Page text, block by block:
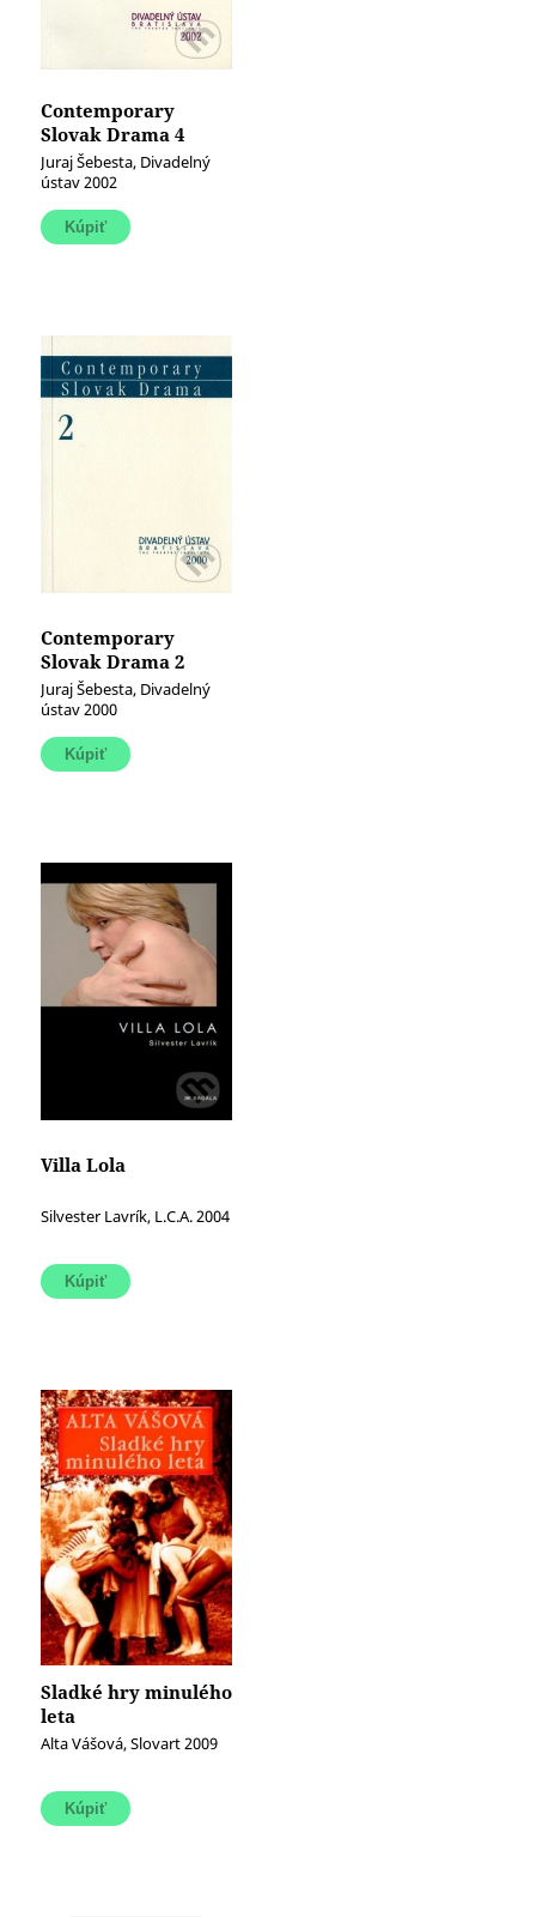
Contemporary
Slovak Drama 4
Juraj Šebesta, Divadelný
ústav 2002
Contemporary
Slovak Drama 2
Juraj Šebesta, Divadelný
ústav 2000
Villa Lola
Silvester Lavrík, L.C.A. 2004
Sladké hry minulého
leta
Alta Vášová, Slovart 2009